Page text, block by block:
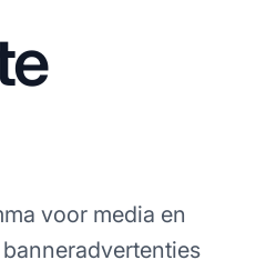
voor media en